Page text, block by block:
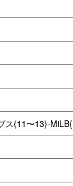
(11〜13)-